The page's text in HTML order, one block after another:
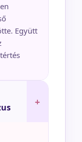
Együtt
+